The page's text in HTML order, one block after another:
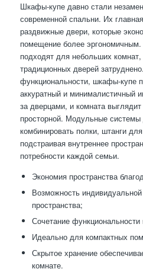
Шкафы-купе давно стали
современной спальни. Их
раздвижные двери, которые
помещение более
подходят для небольших комнат,
традиционных дверей
функциональности, шкафы-купе
аккуратный и минималистичный
за дверцами, и комната
просторной. Модульные
комбинировать полки, штанги
подстраивая внутреннее
потребности каждой семьи.
Экономия пространства
Возможность
пространства;
Сочетание функциональности
Идеально для компактных
Скрытое хранение
комнате.